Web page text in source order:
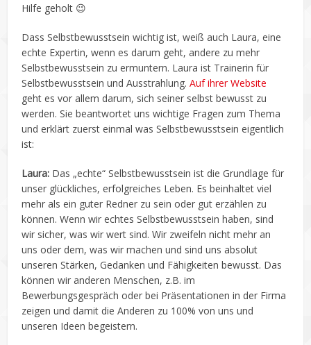
Hilfe geholt 😉
Dass Selbstbewusstsein wichtig ist, weiß auch Laura, eine
echte Expertin, wenn es darum geht, andere zu mehr
Selbstbewusstsein zu ermuntern. Laura ist Trainerin für
Selbstbewusstsein und Ausstrahlung.Auf ihrer Website
geht es vor allem darum, sich seiner selbst bewusst zu
werden. Sie beantwortet uns wichtige Fragen zum Thema
und erklärt zuerst einmal was Selbstbewusstsein eigentlich
ist:
Laura: Das „echte“ Selbstbewusstsein ist die Grundlage für
unser glückliches, erfolgreiches Leben. Es beinhaltet viel
mehr als ein guter Redner zu sein oder gut erzählen zu
können. Wenn wir echtes Selbstbewusstsein haben, sind
wir sicher, was wir wert sind. Wir zweifeln nicht mehr an
uns oder dem, was wir machen und sind uns absolut
unseren Stärken, Gedanken und Fähigkeiten bewusst. Das
können wir anderen Menschen, z.B. im
Bewerbungsgespräch oder bei Präsentationen in der Firma
zeigen und damit die Anderen zu 100% von uns und
unseren Ideen begeistern.